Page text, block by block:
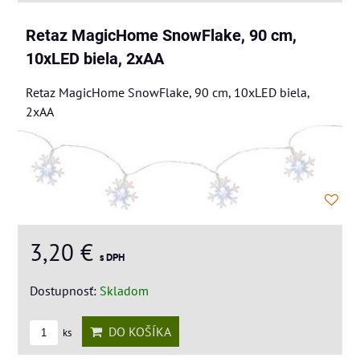
Retaz MagicHome SnowFlake, 90 cm,
10xLED biela, 2xAA
Retaz MagicHome SnowFlake, 90 cm, 10xLED biela,
2xAA
3,20 € s DPH
Dostupnosť: Skladom
ks DO KOŠÍKA